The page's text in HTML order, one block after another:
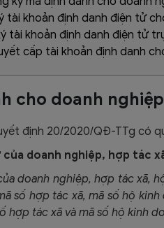
tài khoản định danh điện tử
tài khoản định danh điện tử
cấp tài khoản định danh
cho doanh
định 20/2020/QĐ-TTg có
doanh nghiệp, hợp tác
doanh nghiệp, hợp tác xã,
số hợp tác xã, mã số hộ
hợp tác xã và mã số hộ kinh